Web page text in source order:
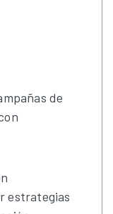
de
estrategias